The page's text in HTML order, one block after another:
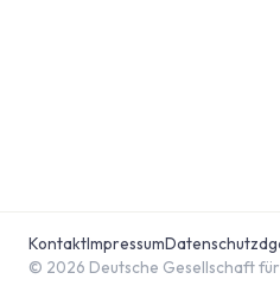
© 2026 Deutsche Gesellschaft
KontaktImpressumDatenschutz